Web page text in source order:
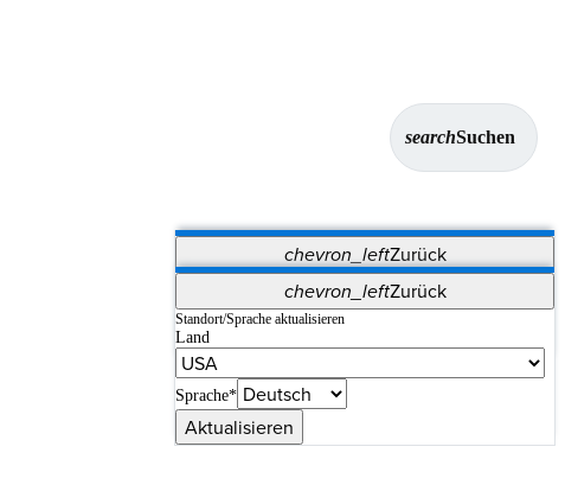
searchSuchen
chevron_leftZurück
Vet Systems OrthoPedia Patient
Supplier Portal
Synergy-Bildgebung und -Resektion
chevron_leftZurück
Standort/Sprache aktualisieren
Land
Sprache*
Aktualisieren